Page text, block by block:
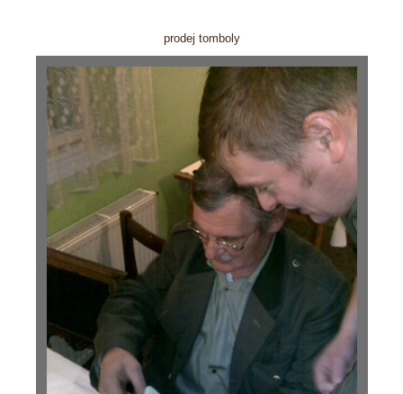
prodej tomboly